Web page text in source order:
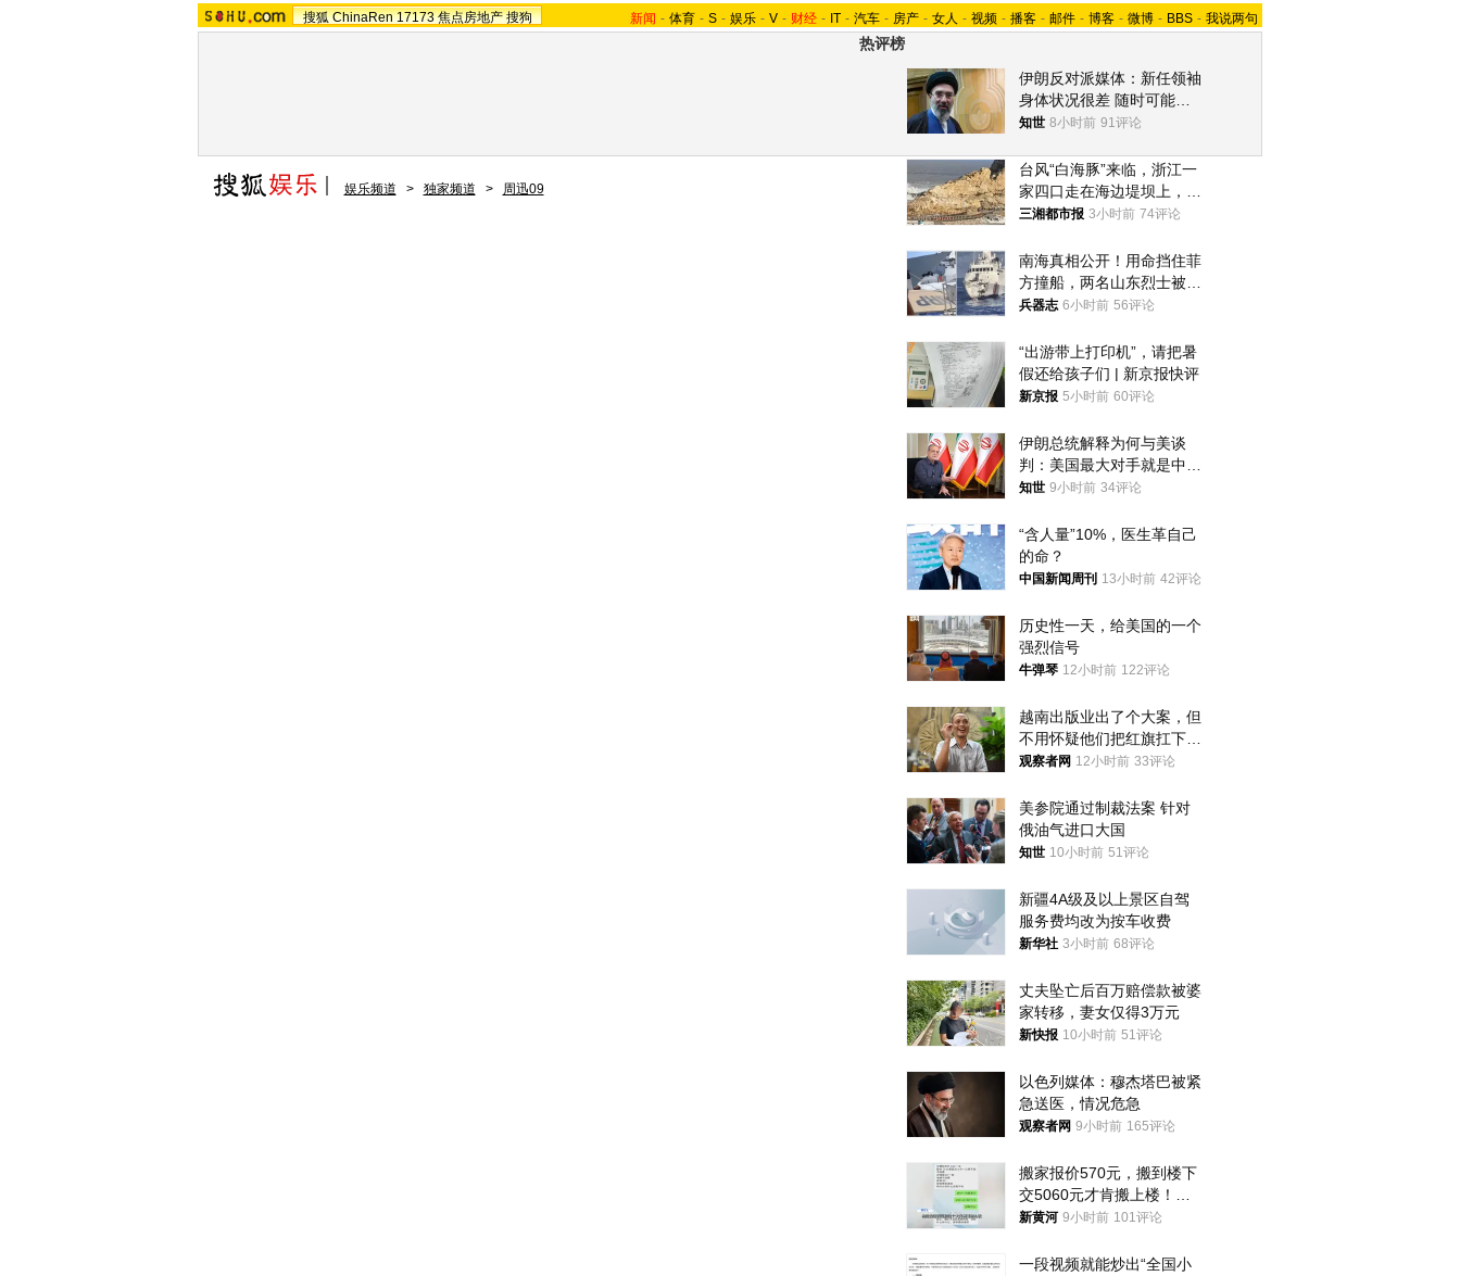
搜狐 ChinaRen 17173 焦点房地产 搜狗 新闻 - 体育 - S - 娱乐 - V - 财经 - IT - 汽车 - 房产 - 女人 - 视频 - 播客 - 邮件 - 博客 - 微博 - BBS - 我说两句
热评榜
伊朗反对派媒体：新任领袖
身体状况很差 随时可能离
世
知世 8小时前 91评论
台风“白海豚”来临，浙江一
家四口走在海边堤坝上，其
中9岁男孩被巨浪卷入海
三湘都市报 3小时前 74评论
南海真相公开！用命挡住菲
方撞船，两名山东烈士被授
武警最高荣誉
兵器志 6小时前 56评论
“出游带上打印机”，请把暑
假还给孩子们 | 新京报快评
新京报 5小时前 60评论
伊朗总统解释为何与美谈
判：美国最大对手就是中
国，但他们也在对话
知世 9小时前 34评论
“含人量”10%，医生革自己
的命？
中国新闻周刊 13小时前 42评论
历史性一天，给美国的一个
强烈信号
牛弹琴 12小时前 122评论
越南出版业出了个大案，但
不用怀疑他们把红旗扛下去
的决心
观察者网 12小时前 33评论
美参院通过制裁法案 针对
俄油气进口大国
知世 10小时前 51评论
新疆4A级及以上景区自驾
服务费均改为按车收费
新华社 3小时前 68评论
丈夫坠亡后百万赔偿款被婆
家转移，妻女仅得3万元
新快报 10小时前 51评论
以色列媒体：穆杰塔巴被紧
急送医，情况危急
观察者网 9小时前 165评论
搬家报价570元，搬到楼下
交5060元才肯搬上楼！女
子傻眼了……
新黄河 9小时前 101评论
一段视频就能炒出“全国小
娱乐频道 > 独家频道 > 周迅09